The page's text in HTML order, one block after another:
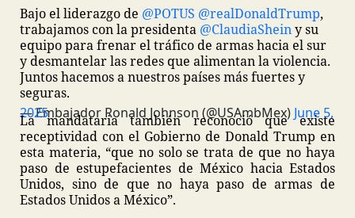
Bajo el liderazgo de @POTUS @realDonaldTrump,
trabajamos con la presidenta @ClaudiaSheiny su
equipo para frenar el tráfico de armas hacia el sur
y desmantelar las redes que alimentan la violencia.
Juntos hacemos a nuestros países más fuertes y
seguras.
— Embajador Ronald Johnson (@USAmbMex)
June 5, 2025
La mandataria también reconoció que existe
receptividad con el Gobierno de Donald Trump en
esta materia, “que no solo se trata de que no haya
paso de estupefacientes de México hacia Estados
Unidos, sino de que no haya paso de armas de
Estados Unidos a México”.